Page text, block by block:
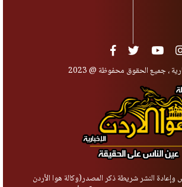
، جميع الحقوق محفوظة @ 2023
وإعادة النشر شريطة ذكر المصدر(وكالة هوا الأردن